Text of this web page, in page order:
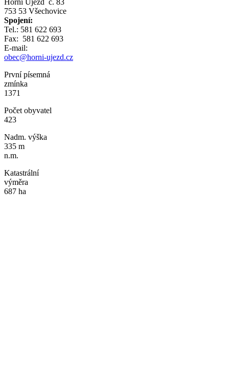
753 53 Všechovice
Spojení:
Tel.: 581 622 693
Fax: 581 622 693
E-mail:
obec@horni-ujezd.cz
První písemná
zmínka
1371
Počet obyvatel
423
Nadm. výška
335 m
n.m.
Katastrální
výměra
687 ha